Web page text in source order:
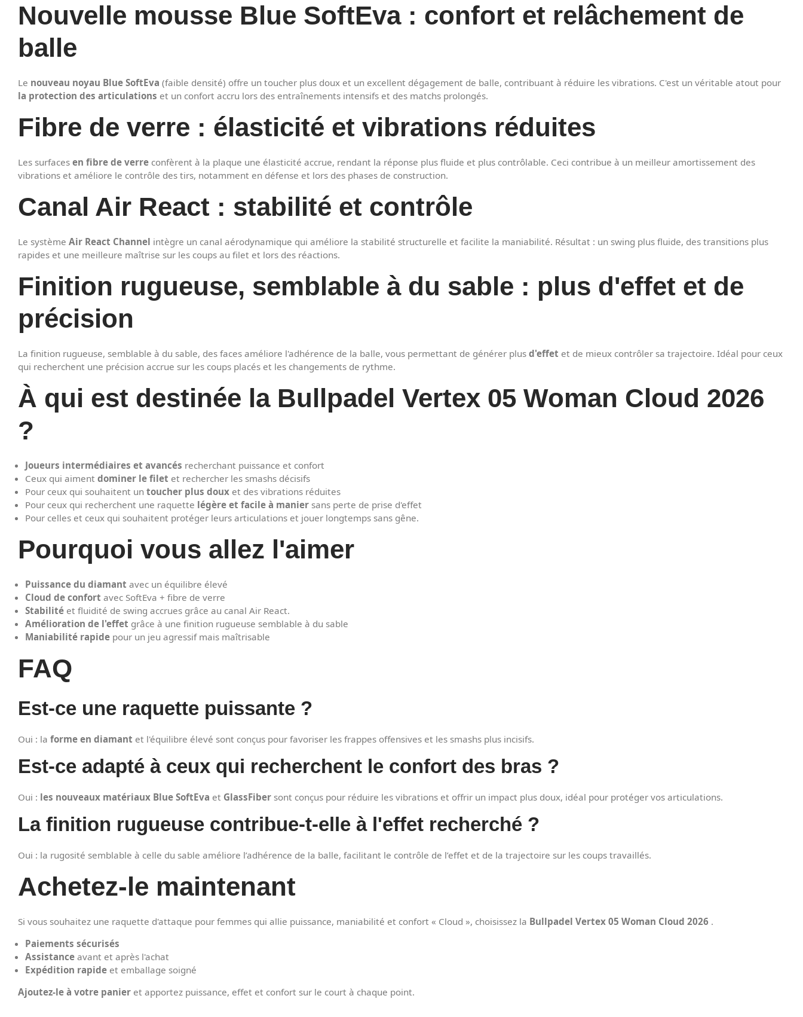
Nouvelle mousse Blue SoftEva : confort et relâchement de
balle
Le nouveau noyau Blue SoftEva (faible densité) offre un toucher plus doux et un excellent dégagement de balle, contribuant à réduire les vibrations. C'est un véritable atout pour
la protection des articulations et un confort accru lors des entraînements intensifs et des matchs prolongés.
Fibre de verre : élasticité et vibrations réduites
Les surfaces en fibre de verre confèrent à la plaque une élasticité accrue, rendant la réponse plus fluide et plus contrôlable. Ceci contribue à un meilleur amortissement des
vibrations et améliore le contrôle des tirs, notamment en défense et lors des phases de construction.
Canal Air React : stabilité et contrôle
Le système Air React Channel intègre un canal aérodynamique qui améliore la stabilité structurelle et facilite la maniabilité. Résultat : un swing plus fluide, des transitions plus
rapides et une meilleure maîtrise sur les coups au filet et lors des réactions.
Finition rugueuse, semblable à du sable : plus d'effet et de
précision
La finition rugueuse, semblable à du sable, des faces améliore l'adhérence de la balle, vous permettant de générer plus d'effet et de mieux contrôler sa trajectoire. Idéal pour ceux
qui recherchent une précision accrue sur les coups placés et les changements de rythme.
À qui est destinée la Bullpadel Vertex 05 Woman Cloud 2026
?
Joueurs intermédiaires et avancés recherchant puissance et confort
Ceux qui aiment dominer le filet et rechercher les smashs décisifs
Pour ceux qui souhaitent un toucher plus doux et des vibrations réduites
Pour ceux qui recherchent une raquette légère et facile à manier sans perte de prise d'effet
Pour celles et ceux qui souhaitent protéger leurs articulations et jouer longtemps sans gêne.
Pourquoi vous allez l'aimer
Puissance du diamant avec un équilibre élevé
Cloud de confort avec SoftEva + fibre de verre
Stabilité et fluidité de swing accrues grâce au canal Air React.
Amélioration de l'effet grâce à une finition rugueuse semblable à du sable
Maniabilité rapide pour un jeu agressif mais maîtrisable
FAQ
Est-ce une raquette puissante ?
Oui : la forme en diamant et l'équilibre élevé sont conçus pour favoriser les frappes offensives et les smashs plus incisifs.
Est-ce adapté à ceux qui recherchent le confort des bras ?
Oui : les nouveaux matériaux Blue SoftEva et GlassFiber sont conçus pour réduire les vibrations et offrir un impact plus doux, idéal pour protéger vos articulations.
La finition rugueuse contribue-t-elle à l'effet recherché ?
Oui : la rugosité semblable à celle du sable améliore l’adhérence de la balle, facilitant le contrôle de l’effet et de la trajectoire sur les coups travaillés.
Achetez-le maintenant
Si vous souhaitez une raquette d'attaque pour femmes qui allie puissance, maniabilité et confort « Cloud », choisissez la Bullpadel Vertex 05 Woman Cloud 2026 .
Paiements sécurisés
Assistance avant et après l'achat
Expédition rapide et emballage soigné
Ajoutez-le à votre panier et apportez puissance, effet et confort sur le court à chaque point.